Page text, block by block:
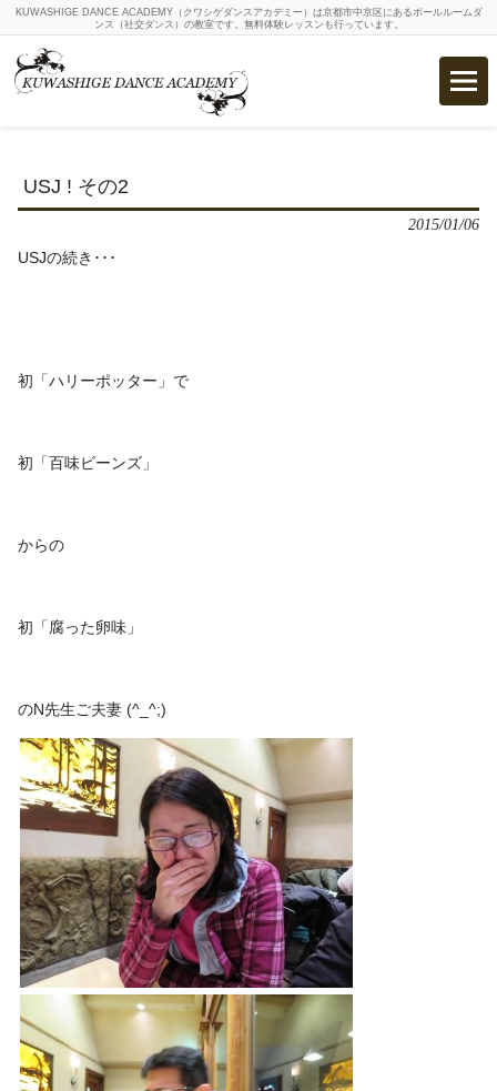
KUWASHIGE DANCE ACADEMY（クワシゲダンスアカデミー）は京都市中京区にあるボールルームダ
ンス（社交ダンス）の教室です。無料体験レッスンも行っています。
USJ ! その2
2015/01/06
USJの続き･･･
初「ハリーポッター」で
初「百味ビーンズ」
からの
初「腐った卵味」
のN先生ご夫妻 (^_^;)